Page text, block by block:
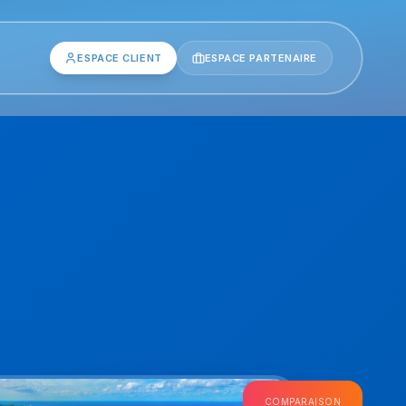
ESPACE CLIENT ESPACE PARTENAIRE
COMPARAISON